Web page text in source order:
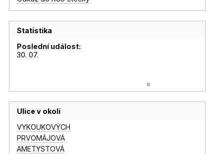
Statistika
Poslední událost:
30. 07.
Ulice v okolí
VYKOUKOVÝCH
PRVOMÁJOVÁ
AMETYSTOVÁ